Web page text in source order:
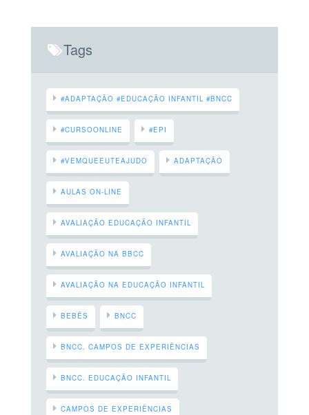
Tags
#ADAPTAÇÃO #EDUCAÇÃO INFANTIL #BNCC
#CURSOONLINE #EPI
#VEMQUEEUTEAJUDO ADAPTAÇÃO
AULAS ON-LINE
AVALIAÇÃO EDUCAÇÃO INFANTIL
AVALIAÇÃO NA BBCC
AVALIAÇÃO NA EDUCAÇÃO INFANTIL
BEBÊS BNCC
BNCC. CAMPOS DE EXPERIÊNCIAS
BNCC. EDUCAÇÃO INFANTIL
CAMPOS DE EXPERIÊNCIAS